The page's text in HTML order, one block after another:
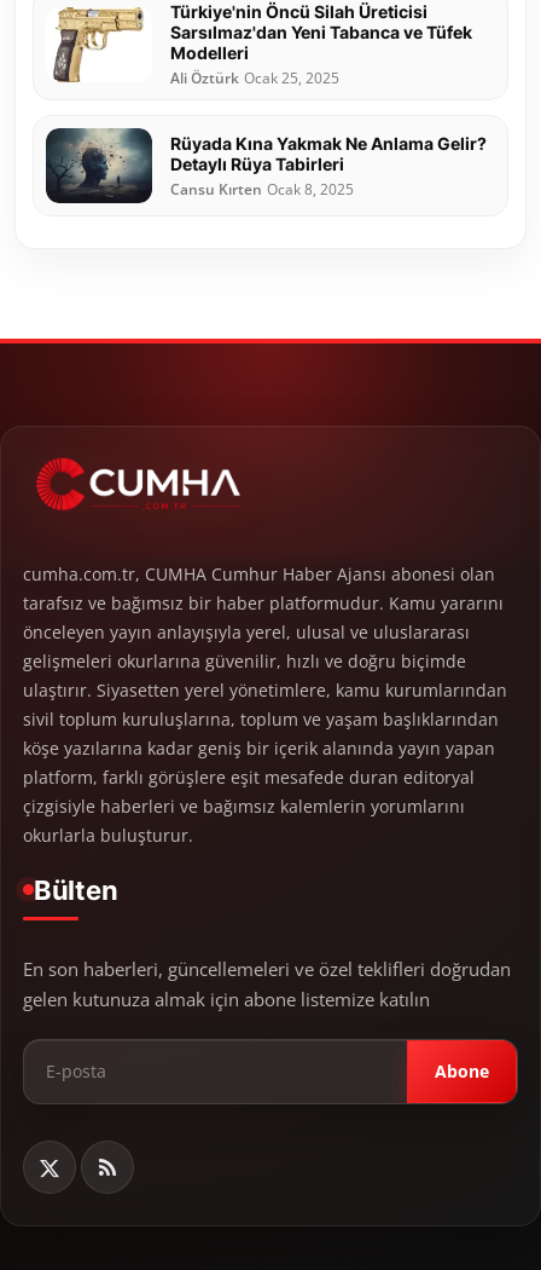
Türkiye'nin Öncü Silah Üreticisi
Sarsılmaz'dan Yeni Tabanca ve Tüfek
Modelleri
Ali Öztürk Ocak 25, 2025
Rüyada Kına Yakmak Ne Anlama Gelir?
Detaylı Rüya Tabirleri
Cansu Kırten Ocak 8, 2025
cumha.com.tr, CUMHA Cumhur Haber Ajansı abonesi olan
tarafsız ve bağımsız bir haber platformudur. Kamu yararını
önceleyen yayın anlayışıyla yerel, ulusal ve uluslararası
gelişmeleri okurlarına güvenilir, hızlı ve doğru biçimde
ulaştırır. Siyasetten yerel yönetimlere, kamu kurumlarından
sivil toplum kuruluşlarına, toplum ve yaşam başlıklarından
köşe yazılarına kadar geniş bir içerik alanında yayın yapan
platform, farklı görüşlere eşit mesafede duran editoryal
çizgisiyle haberleri ve bağımsız kalemlerin yorumlarını
okurlarla buluşturur.
Bülten
En son haberleri, güncellemeleri ve özel teklifleri doğrudan
gelen kutunuza almak için abone listemize katılın
Abone